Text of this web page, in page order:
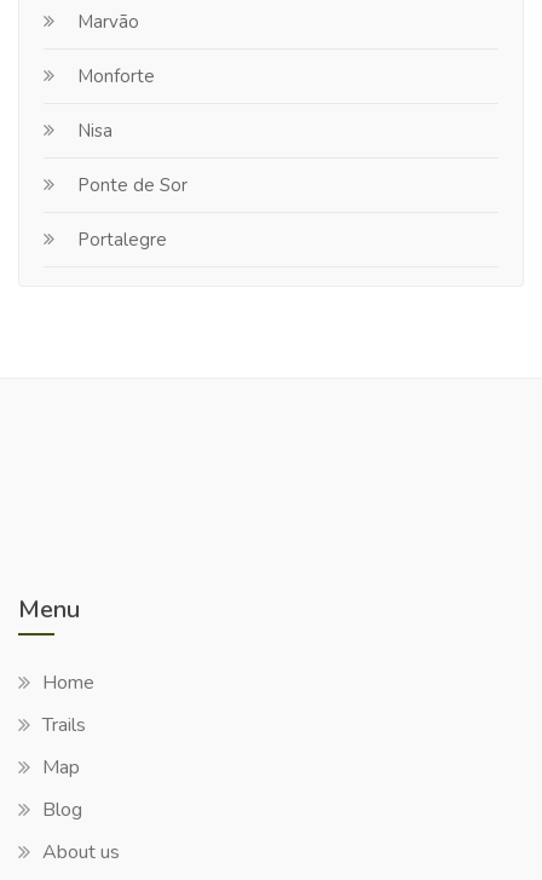
Marvão
Monforte
Nisa
Ponte de Sor
Portalegre
Menu
Home
Trails
Map
Blog
About us